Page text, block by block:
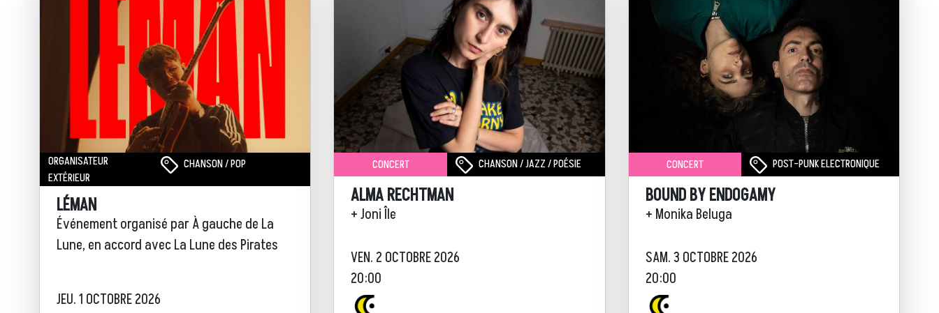
ORGANISATEUR
EXTÉRIEUR
CHANSON / POP
LÉMAN
Événement organisé par À gauche de La
Lune, en accord avec La Lune des Pirates
JEU. 1 OCTOBRE 2026
CONCERT CHANSON / JAZZ / POÉSIE
ALMA RECHTMAN
+ Joni Île
VEN. 2 OCTOBRE 2026
20:00
CONCERT POST-PUNK ELECTRONIQUE
BOUND BY ENDOGAMY
+ Monika Beluga
SAM. 3 OCTOBRE 2026
20:00